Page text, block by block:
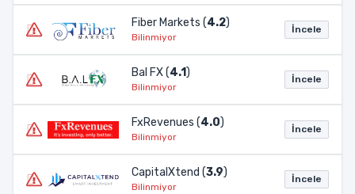
Fiber Markets (4.2)
Bilinmiyor
İncele
Bal FX (4.1)
Bilinmiyor
İncele
FxRevenues (4.0)
Bilinmiyor
İncele
CapitalXtend (3.9)
Bilinmiyor
İncele